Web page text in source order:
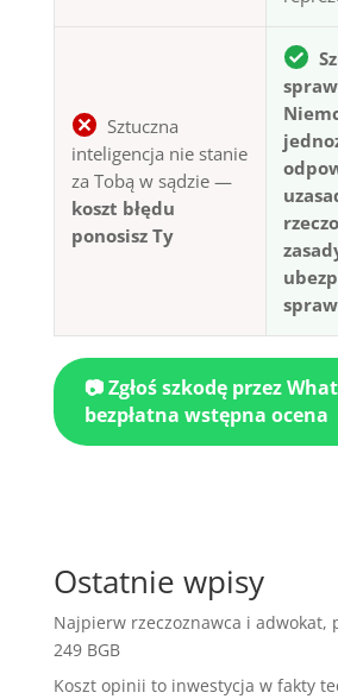
Sztuczna
inteligencja nie stanie
za Tobą w sądzie —
koszt błędu
ponosisz Ty
📷 Zgłoś szkodę przez
bezpłatna wstępna ocena
Ostatnie wpisy
Najpierw rzeczoznawca i adwokat,
249 BGB
Koszt opinii to inwestycja w fakty